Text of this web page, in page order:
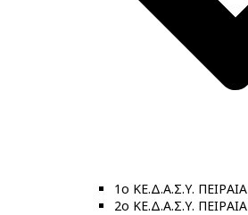
1ο ΚΕ.Δ.Α.Σ.Υ. ΠΕΙΡΑΙΑ
2ο ΚΕ.Δ.Α.Σ.Υ. ΠΕΙΡΑΙΑ